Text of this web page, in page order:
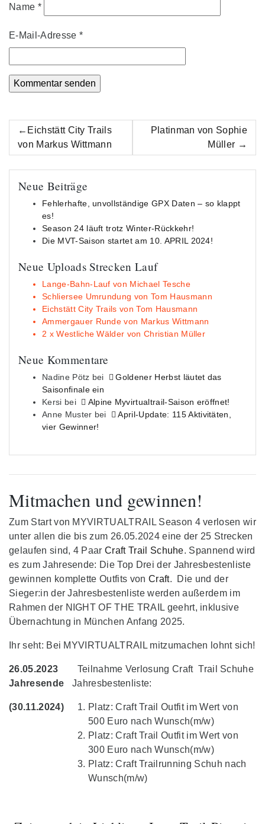
Name *
E-Mail-Adresse *
Beitrags-
Navigation
Eichstätt City Trails
von Markus Wittmann
Platinman von Sophie
Müller
Neue Beiträge
Fehlerhafte, unvollständige GPX Daten – so klappt
es!
Season 24 läuft trotz Winter-Rückkehr!
Die MVT-Saison startet am 10. APRIL 2024!
Neue Uploads Strecken Lauf
Lange-Bahn-Lauf von Michael Tesche
Schliersee Umrundung von Tom Hausmann
Eichstätt City Trails von Tom Hausmann
Ammergauer Runde von Markus Wittmann
2 x Westliche Wälder von Christian Müller
Neue Kommentare
Nadine Pötz bei
Goldener Herbst läutet das
Saisonfinale ein
Kersi bei
Alpine Myvirtualtrail-Saison eröffnet!
Anne Muster bei
April-Update: 115 Aktivitäten,
vier Gewinner!
Mitmachen und gewinnen!
Zum Start von MYVIRTUALTRAIL Season 4 verlosen wir
unter allen die bis zum 26.05.2024 eine der 25 Strecken
gelaufen sind, 4 PaarCraft Trail Schuhe. Spannend wird
es zum Jahresende: Die Top Drei der Jahresbestenliste
gewinnen komplette Outfits von Craft. Die und der
Sieger:in der Jahresbestenliste werden außerdem im
Rahmen der NIGHT OF THE TRAIL geehrt, inklusive
Übernachtung in München Anfang 2025.
Ihr seht: Bei MYVIRTUALTRAIL mitzumachen lohnt sich!
26.05.2023
Teilnahme Verlosung Craft Trail Schuhe
Jahresende
(30.11.2024)
Jahresbestenliste:
Platz: Craft Trail Outfit im Wert von
500 Euro nach Wunsch(m/w)
Platz: Craft Trail Outfit im Wert von
300 Euro nach Wunsch(m/w)
Platz: Craft Trailrunning Schuh nach
Wunsch(m/w)